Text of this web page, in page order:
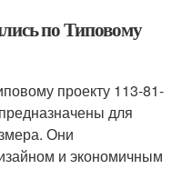
по Типовому
проекту 113-81-
для
Они
и экономичным